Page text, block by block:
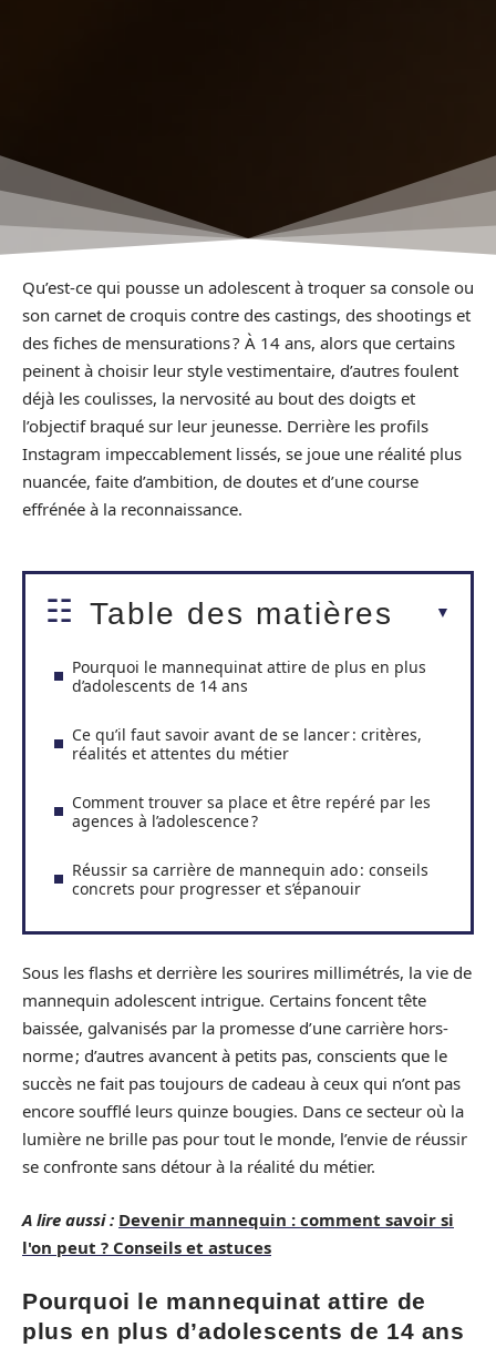
Qu’est-ce qui pousse un adolescent à troquer sa console ou
son carnet de croquis contre des castings, des shootings et
des fiches de mensurations ? À 14 ans, alors que certains
peinent à choisir leur style vestimentaire, d’autres foulent
déjà les coulisses, la nervosité au bout des doigts et
l’objectif braqué sur leur jeunesse. Derrière les profils
Instagram impeccablement lissés, se joue une réalité plus
nuancée, faite d’ambition, de doutes et d’une course
effrénée à la reconnaissance.
Table des matières
Pourquoi le mannequinat attire de plus en plus
d’adolescents de 14 ans
Ce qu’il faut savoir avant de se lancer : critères,
réalités et attentes du métier
Comment trouver sa place et être repéré par les
agences à l’adolescence ?
Réussir sa carrière de mannequin ado : conseils
concrets pour progresser et s’épanouir
Sous les flashs et derrière les sourires millimétrés, la vie de
mannequin adolescent intrigue. Certains foncent tête
baissée, galvanisés par la promesse d’une carrière hors-
norme ; d’autres avancent à petits pas, conscients que le
succès ne fait pas toujours de cadeau à ceux qui n’ont pas
encore soufflé leurs quinze bougies. Dans ce secteur où la
lumière ne brille pas pour tout le monde, l’envie de réussir
se confronte sans détour à la réalité du métier.
A lire aussi : Devenir mannequin : comment savoir si
l'on peut ? Conseils et astuces
Pourquoi le mannequinat attire de
plus en plus d’adolescents de 14 ans